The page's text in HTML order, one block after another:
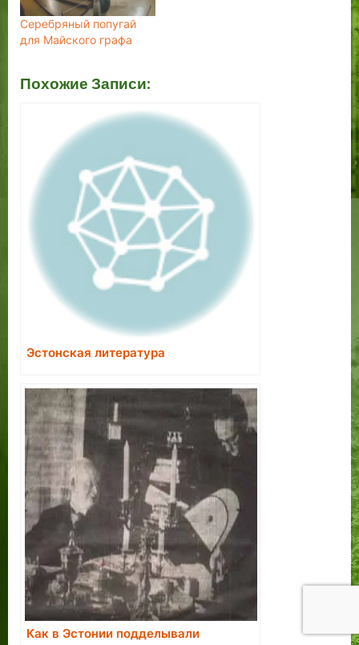
Серебряный попугай
для Майского графа
Похожие Записи:
Эстонская литература
Как в Эстонии подделывали